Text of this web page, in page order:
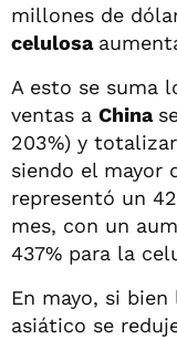
millones de
celulosa
A esto se suma
ventas a China
203%) y
siendo el mayor
representó un
mes, con un
437% para la
En mayo, si bien
asiático se